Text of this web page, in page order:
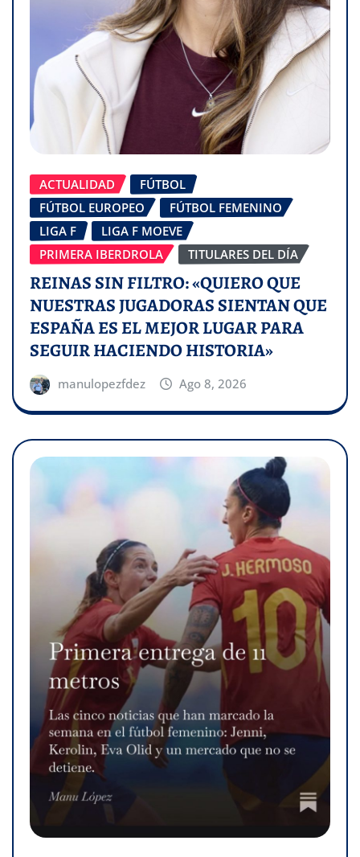
ACTUALIDAD
FÚTBOL
FÚTBOL EUROPEO
FÚTBOL FEMENINO
LIGA F
LIGA F MOEVE
PRIMERA IBERDROLA
TITULARES DEL DÍA
REINAS SIN FILTRO: «QUIERO QUE
NUESTRAS JUGADORAS SIENTAN QUE
ESPAÑA ES EL MEJOR LUGAR PARA
SEGUIR HACIENDO HISTORIA»
manulopezfdez Ago 8, 2026